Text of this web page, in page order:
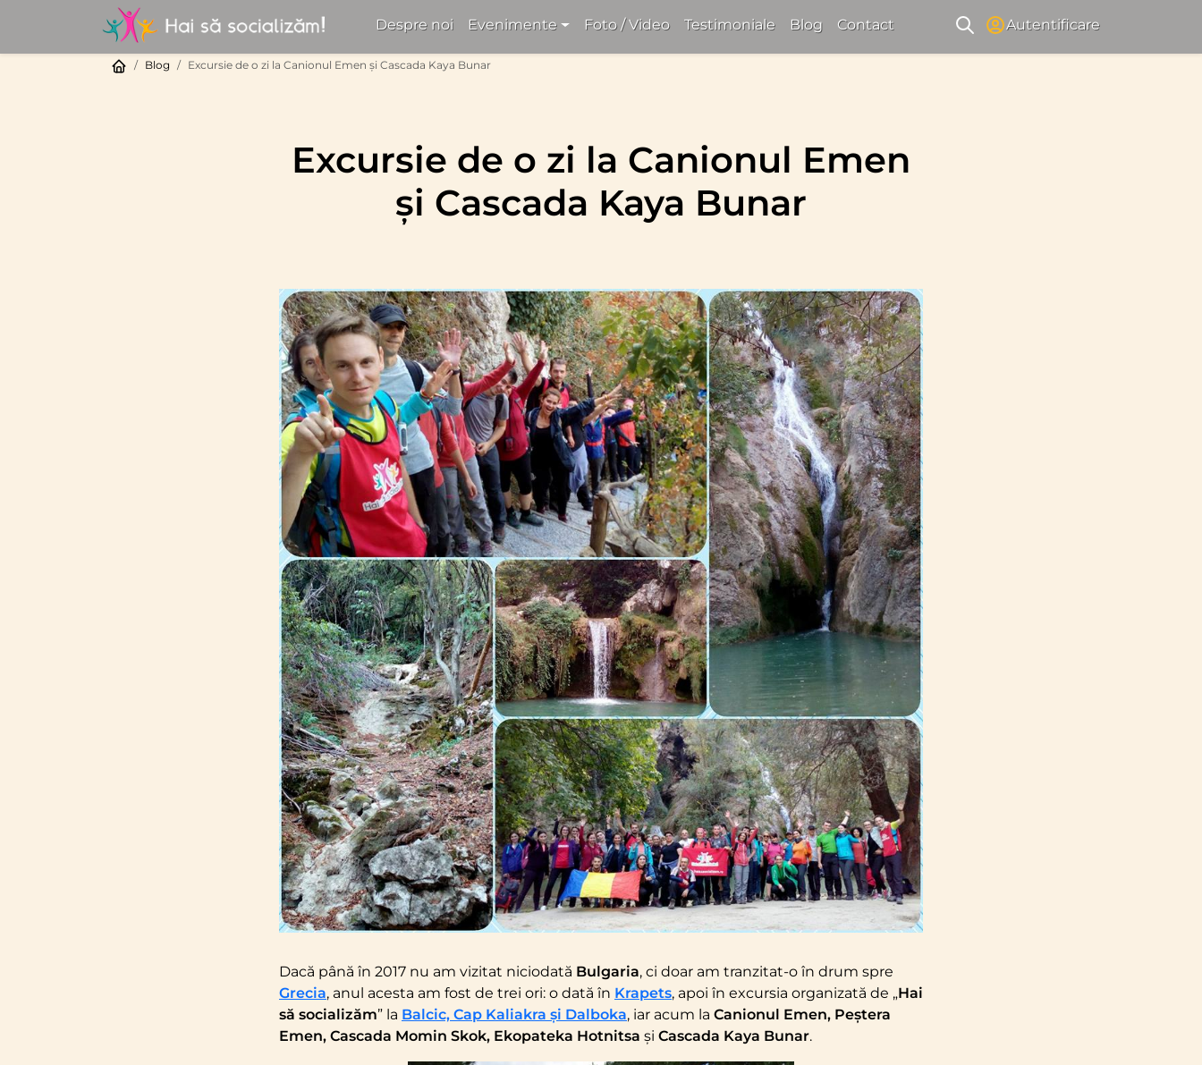
Despre noi Evenimente Foto / Video Testimoniale Blog Contact Autentificare
Blog Excursie de o zi la Canionul Emen și Cascada Kaya Bunar
Excursie de o zi la Canionul Emen
și Cascada Kaya Bunar
Dacă până în 2017 nu am vizitat niciodată Bulgaria, ci doar am tranzitat-o în drum spre
Grecia, anul acesta am fost de trei ori: o dată în Krapets, apoi în excursia organizată de „Hai
să socializăm” la Balcic, Cap Kaliakra și Dalboka, iar acum la Canionul Emen, Peștera
Emen, Cascada Momin Skok, Ekopateka Hotnitsa și Cascada Kaya Bunar.